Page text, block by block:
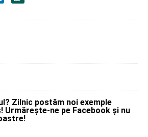
Zilnic postăm noi exemple
Urmărește-ne pe Facebook și nu